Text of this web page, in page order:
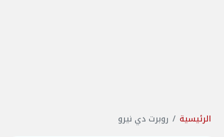
الرئيسية روبرت دي نيرو